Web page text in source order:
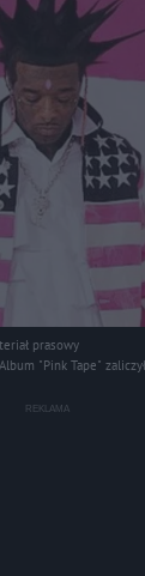
prasowy
"Pink Tape"